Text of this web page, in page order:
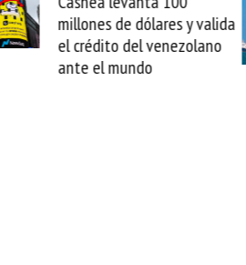
arranca la reparación del
cable de Cirion